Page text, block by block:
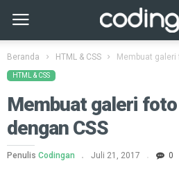
Beranda HTML & CSS Membuat galeri
HTML & CSS
Membuat galeri
dengan CSS
Penulis Codingan Juli 21, 2017 0